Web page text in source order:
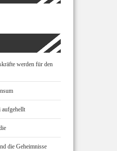
werden für den
die Geheimnisse